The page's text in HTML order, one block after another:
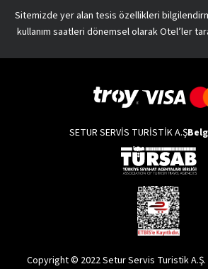
Sitemizde yer alan tesis özellikleri
kullanım saatleri dönemsel olarak Otel’ler
SETUR SERVİS TURİSTİK A.Ş
Copyright © 2022 Setur Servis Turistik A.Ş.